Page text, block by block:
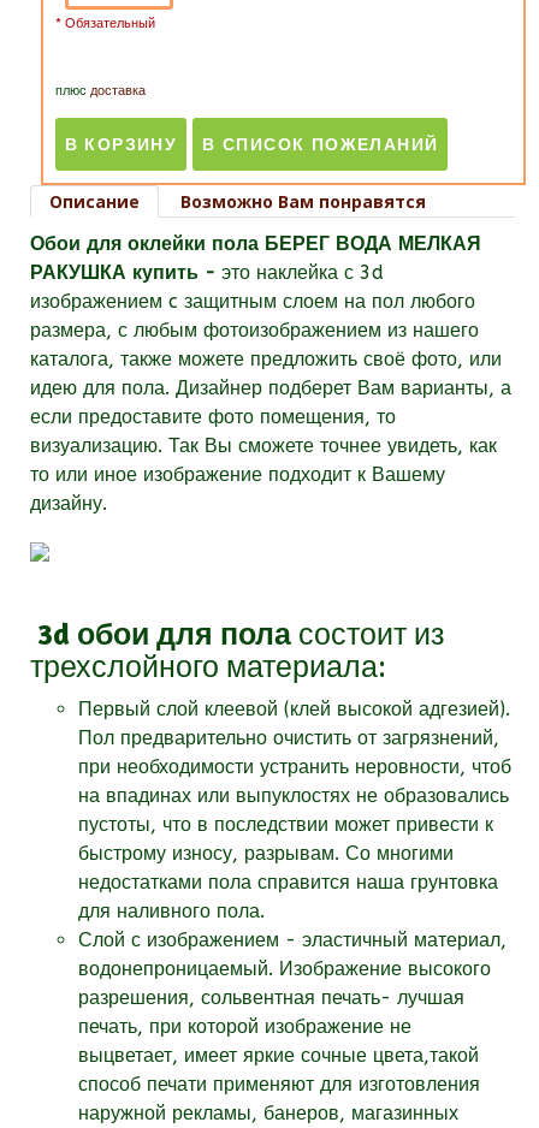
* Обязательный
плюс доставка
Описание
Возможно Вам понравятся
Обои для оклейки пола БЕРЕГ ВОДА МЕЛКАЯ
РАКУШКА купить - это наклейка с 3d
изображением c защитным слоем на пол любого
размера, с любым фотоизображением из нашего
каталога, также можете предложить своё фото, или
идею для пола. Дизайнер подберет Вам варианты, а
если предоставите фото помещения, то
визуализацию. Так Вы сможете точнее увидеть, как
то или иное изображение подходит к Вашему
дизайну.
3d обои для пола состоит из
трехслойного материала:
Первый слой клеевой (клей высокой адгезией).
Пол предварительно очистить от загрязнений,
при необходимости устранить неровности, чтоб
на впадинах или выпуклостях не образовались
пустоты, что в последствии может привести к
быстрому износу, разрывам. Со многими
недостатками пола справится наша грунтовка
для наливного пола.
Слой с изображением - эластичный материал,
водонепроницаемый. Изображение высокого
разрешения, сольвентная печать- лучшая
печать, при которой изображение не
выцветает, имеет яркие сочные цвета,такой
способ печати применяют для изготовления
наружной рекламы, банеров, магазинных